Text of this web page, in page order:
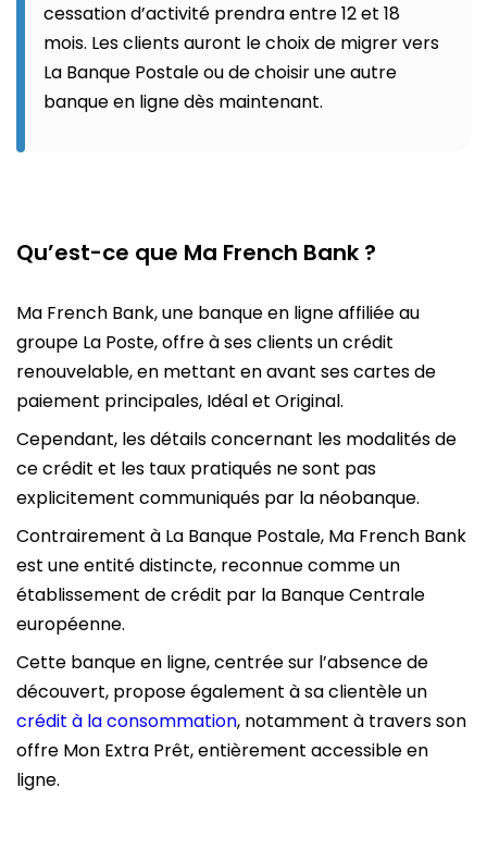
cessation d’activité prendra entre 12 et 18
mois. Les clients auront le choix de migrer vers
La Banque Postale ou de choisir une autre
banque en ligne dès maintenant.
Qu’est-ce que Ma French Bank ?
Ma French Bank, une banque en ligne affiliée au
groupe La Poste, offre à ses clients un crédit
renouvelable, en mettant en avant ses cartes de
paiement principales, Idéal et Original.
Cependant, les détails concernant les modalités de
ce crédit et les taux pratiqués ne sont pas
explicitement communiqués par la néobanque.
Contrairement à La Banque Postale, Ma French Bank
est une entité distincte, reconnue comme un
établissement de crédit par la Banque Centrale
européenne.
Cette banque en ligne, centrée sur l’absence de
découvert, propose également à sa clientèle un
crédit à la consommation, notamment à travers son
offre Mon Extra Prêt, entièrement accessible en
ligne.